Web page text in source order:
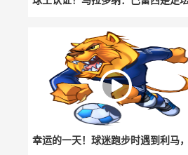
幸运的一天！球迷跑步时遇到利马，